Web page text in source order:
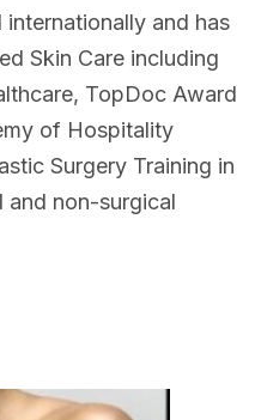
and has
Skin Care including
TopDoc Award
of Hospitality
Surgery Training in
and non-surgical